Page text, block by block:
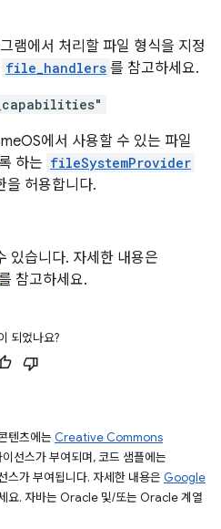
램에서 처리할 파일 형식을 지정
file_handlers 를 참고하세요.
에서 사용할 수 있는 파일
하는 fileSystemProvider
을 허용합니다.
있습니다. 자세한 내용은
참고하세요.
되었나요?
텐츠에는 Creative Commons
선스가 부여되며, 코드 샘플에는
스가 부여됩니다. 자세한 내용은 Google
요. 자바는 Oracle 및/또는 Oracle 계열